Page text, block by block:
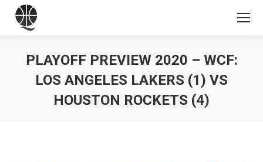
PLAYOFF PREVIEW 2020 – WCF:
LOS ANGELES LAKERS (1) VS
HOUSTON ROCKETS (4)